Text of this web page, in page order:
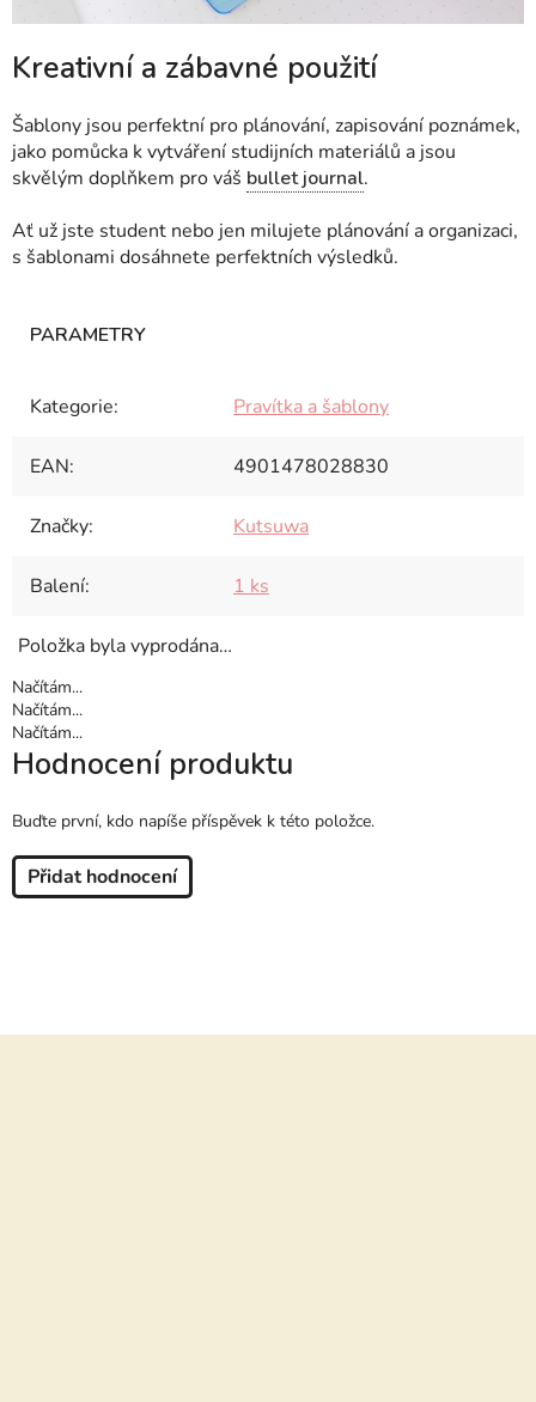
Kreativní a zábavné použití
Šablony jsou perfektní pro plánování, zapisování poznámek,
jako pomůcka k vytváření studijních materiálů a jsou
skvělým doplňkem pro váš bullet journal.
Ať už jste student nebo jen milujete plánování a organizaci,
s šablonami dosáhnete perfektních výsledků.
Kategorie: Pravítka a šablony
EAN: 4901478028830
Značky: Kutsuwa
Balení: 1 ks
Položka byla vyprodána…
Načítám...
Načítám...
Načítám...
Hodnocení produktu
Buďte první, kdo napíše příspěvek k této položce.
Přidat hodnocení